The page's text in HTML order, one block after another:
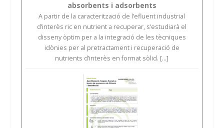
absorbents i adsorbents
A partir de la caracterització de l’efluent industrial
d’interès ric en nutrient a recuperar, s’estudiarà el
disseny òptim per a la integració de les tècniques
idònies per al pretractament i recuperació de
nutrients d’interès en format sòlid. [...]